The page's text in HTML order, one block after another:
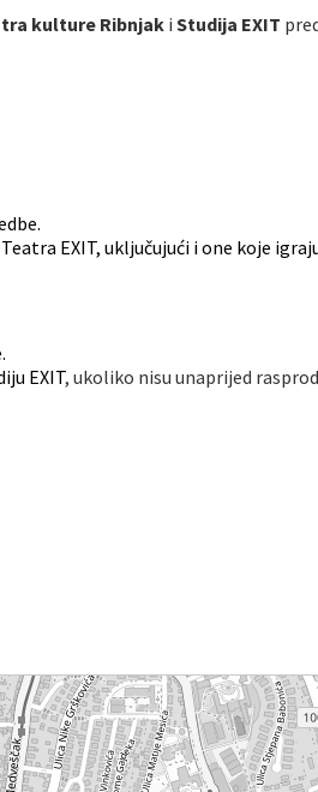
kulture Ribnjaki Studija EXIT
EXIT, uključujući i one koje
EXIT, ukoliko nisu unaprijed